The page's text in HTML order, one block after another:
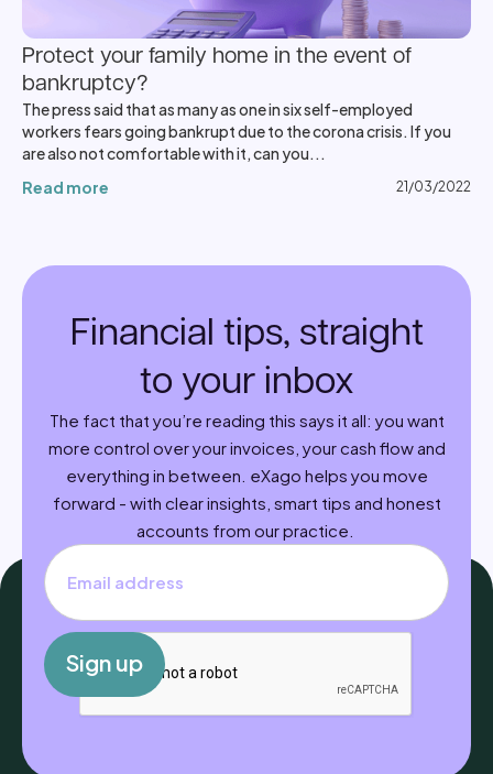
Protect your family home in the event of
bankruptcy?
The press said that as many as one in six self-employed
workers fears going bankrupt due to the corona crisis. If you
are also not comfortable with it, can you...
Read more
21/03/2022
Financial tips, straight
to your inbox
The fact that you’re reading this says it all: you want
more control over your invoices, your cash flow and
everything in between. eXago helps you move
forward - with clear insights, smart tips and honest
accounts from our practice.
Signup
Sign up